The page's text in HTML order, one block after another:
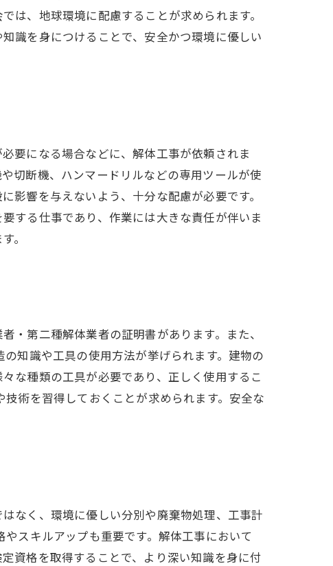
は、地球環境に配慮することが求められます。
識を身につけることで、安全かつ環境に優しい
要になる場合などに、解体工事が依頼されま
切断機、ハンマードリルなどの専用ツールが使
影響を与えないよう、十分な配慮が必要です。
する仕事であり、作業には大きな責任が伴いま
。
・第二種解体業者の証明書があります。また、
知識や工具の使用方法が挙げられます。建物の
な種類の工具が必要であり、正しく使用するこ
術を習得しておくことが求められます。安全な
なく、環境に優しい分別や廃棄物処理、工事計
スキルアップも重要です。解体工事において
資格を取得することで、より深い知識を身に付